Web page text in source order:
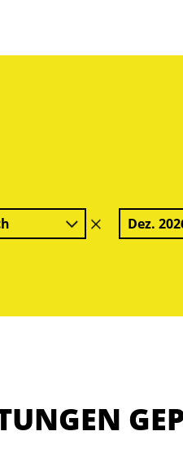
Filter
löschen
Dez.